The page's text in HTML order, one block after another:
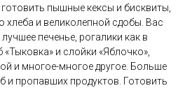
пышные кексы и бисквиты,
хлеба и великолепной сдобы. Вас
печенье, рогалики как в
«Тыковка» и слойки «Яблочко»,
и многое-многое другое. Больше
и пропавших продуктов. Готовить